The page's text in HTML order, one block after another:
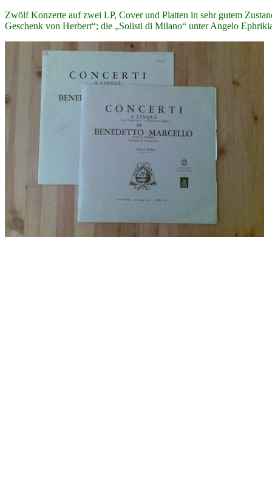
Zwölf Konzerte auf zwei LP, Cover und Platten in sehr gutem
Geschenk von Herbert“; die „Solisti di Milano“ unter Angelo